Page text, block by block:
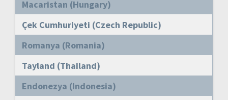
Macaristan (Hungary)
Çek Cumhuriyeti (Czech Republic)
Romanya (Romania)
Tayland (Thailand)
Endonezya (Indonesia)